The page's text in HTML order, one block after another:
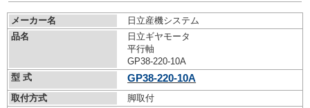
メーカー名
日立産機システム
品名
日立ギヤモータ
平行軸
GP38-220-10A
型 式
GP38-220-10A
取付方式
脚取付